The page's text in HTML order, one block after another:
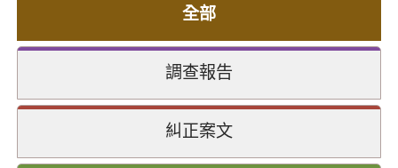
全部
調查報告
糾正案文